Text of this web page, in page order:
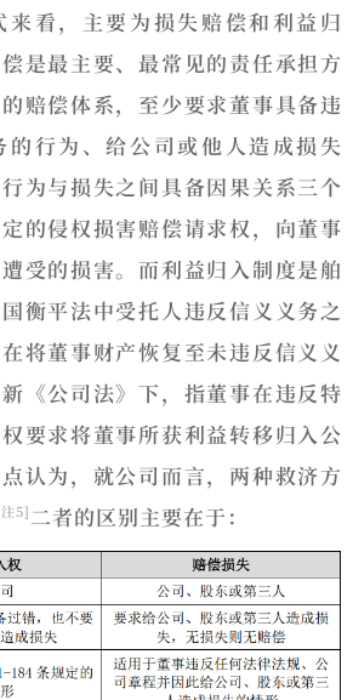
看， 主要为损失赔偿和利益归
是最主要、最常见的责任承担方
赔偿体系，至少要求董事具备违
的行为、给公司或他人造成损失
行为与损失之间具备因果关系三个
的侵权损害赔偿请求权，向董事
受的损害。而利益归入制度是舶
衡平法中受托人违反信义义务之
将董事财产恢复至未违反信义义
《公司法》下，指董事在违反特
要求将董事所获利益转移归入公
认为，就公司而言，两种救济方
5]二者的区别主要在于：